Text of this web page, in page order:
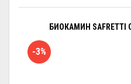
БИОКАМИН SAFRETTI
-3%